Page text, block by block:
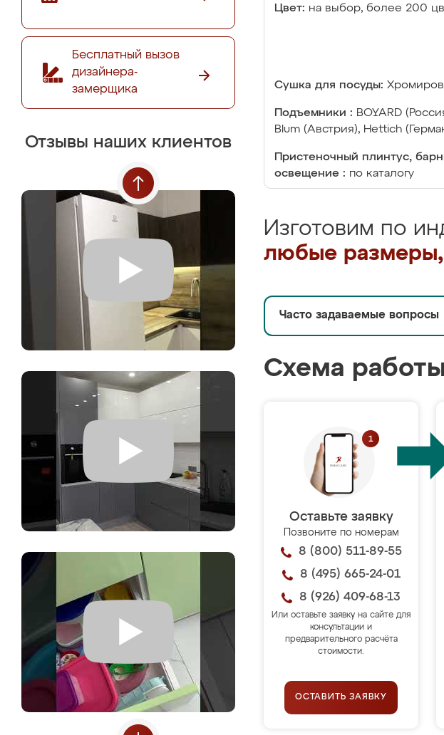
Бесплатный вызов
дизайнера-
замерщика
Отзывы наших клиентов
Цвет: на выбор, более 200
Сушка для посуды:
Подъемники : BOYARD
Blum (Австрия), Hettich
Пристеночный плинтус,
освещение : по каталогу
Изготовим по
любые размеры,
Часто задаваемые вопросы
Схема работы
Оставьте заявку
Позвоните по номерам
8 (800) 511-89-55
8 (495) 665-24-01
8 (926) 409-68-13
Или оставьте заявку на сайте для
консультации и
предварительного расчёта
стоимости.
ОСТАВИТЬ ЗАЯВКУ